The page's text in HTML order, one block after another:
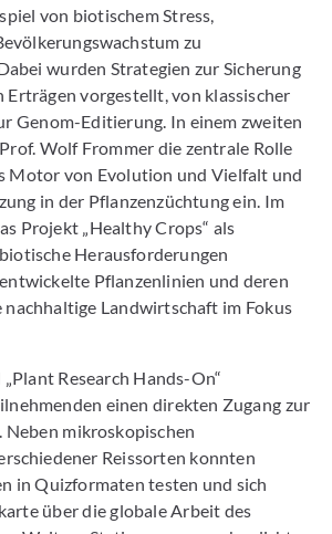
von biotischem Stress,
zu
wurden Strategien zur Sicherung
Erträgen vorgestellt, von klassischer
Genom-Editierung. In einem zweiten
Wolf Frommer die zentrale Rolle
Motor von Evolution und Vielfalt und
in der Pflanzenzüchtung ein. Im
Projekt „Healthy Crops“ als
Herausforderungen
Pflanzenlinien und deren
nachhaltige Landwirtschaft im Fokus
Research Hands-On“
einen direkten Zugang zur
Neben mikroskopischen
Reissorten konnten
in Quizformaten testen und sich
über die globale Arbeit des